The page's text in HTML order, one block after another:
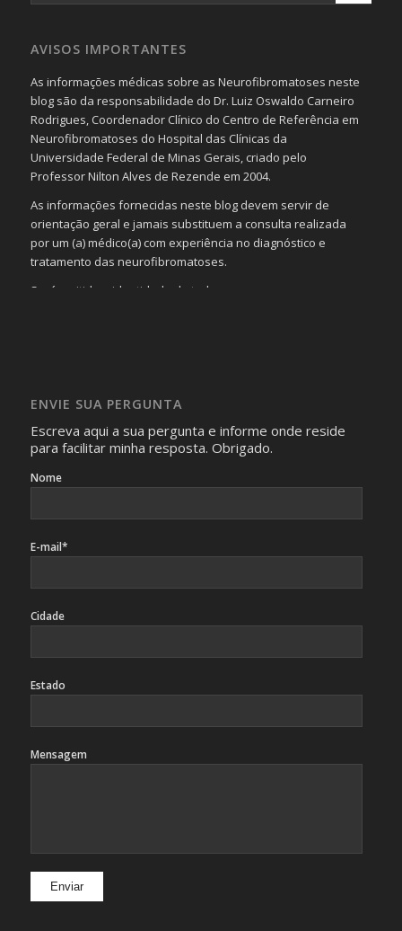
AVISOS IMPORTANTES
As informações médicas sobre as Neurofibromatoses neste
blog são da responsabilidade do Dr. Luiz Oswaldo Carneiro
Rodrigues, Coordenador Clínico do Centro de Referência em
Neurofibromatoses do Hospital das Clínicas da
Universidade Federal de Minas Gerais, criado pelo
Professor Nilton Alves de Rezende em 2004.
As informações fornecidas neste blog devem servir de
orientação geral e jamais substituem a consulta realizada
por um (a) médico(a) com experiência no diagnóstico e
tratamento das neurofibromatoses.
Será omitida a identidade de todas as pessoas que
identificação da pessoa fotografada.
ENVIE SUA PERGUNTA
Escreva aqui a sua pergunta e informe onde reside
para facilitar minha resposta. Obrigado.
Nome
E-mail*
Cidade
Estado
Mensagem